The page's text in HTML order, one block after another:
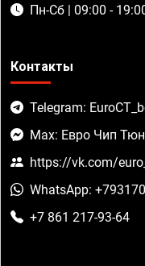
Пн-Сб | 09:00 -
Контакты
Telegram:
Max: Евро Чип
https://vk.com/
WhatsApp:
+7 861 217-93-64